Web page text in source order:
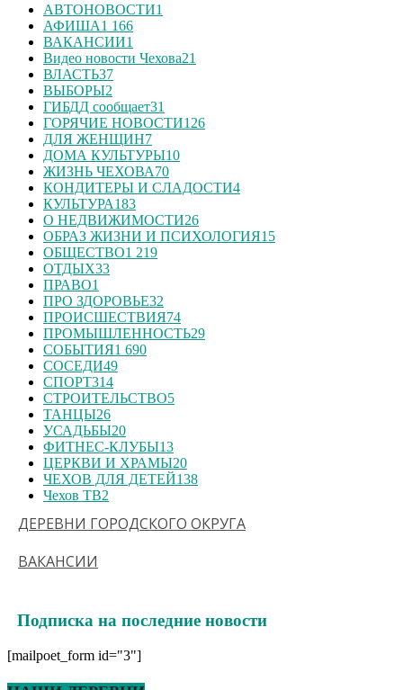
АВТОНОВОСТИ1
АФИША1 166
ВАКАНСИИ1
Видео новости Чехова21
ВЛАСТЬ37
ВЫБОРЫ2
ГИБДД сообщает31
ГОРЯЧИЕ НОВОСТИ126
ДЛЯ ЖЕНЩИН7
ДОМА КУЛЬТУРЫ10
ЖИЗНЬ ЧЕХОВА70
КОНДИТЕРЫ И СЛАДОСТИ4
КУЛЬТУРА183
О НЕДВИЖИМОСТИ26
ОБРАЗ ЖИЗНИ И ПСИХОЛОГИЯ15
ОБЩЕСТВО1 219
ОТДЫХ33
ПРАВО1
ПРО ЗДОРОВЬЕ32
ПРОИСШЕСТВИЯ74
ПРОМЫШЛЕННОСТЬ29
СОБЫТИЯ1 690
СОСЕДИ49
СПОРТ314
СТРОИТЕЛЬСТВО5
ТАНЦЫ26
УСАДЬБЫ20
ФИТНЕС-КЛУБЫ13
ЦЕРКВИ И ХРАМЫ20
ЧЕХОВ ДЛЯ ДЕТЕЙ138
Чехов ТВ2
ДЕРЕВНИ ГОРОДСКОГО ОКРУГА
ВАКАНСИИ
Подписка на последние новости
[mailpoet_form id="3"]